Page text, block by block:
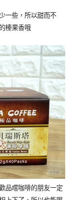
一些，所以甜而不
榛果香哦
品嚐咖啡的朋友一定